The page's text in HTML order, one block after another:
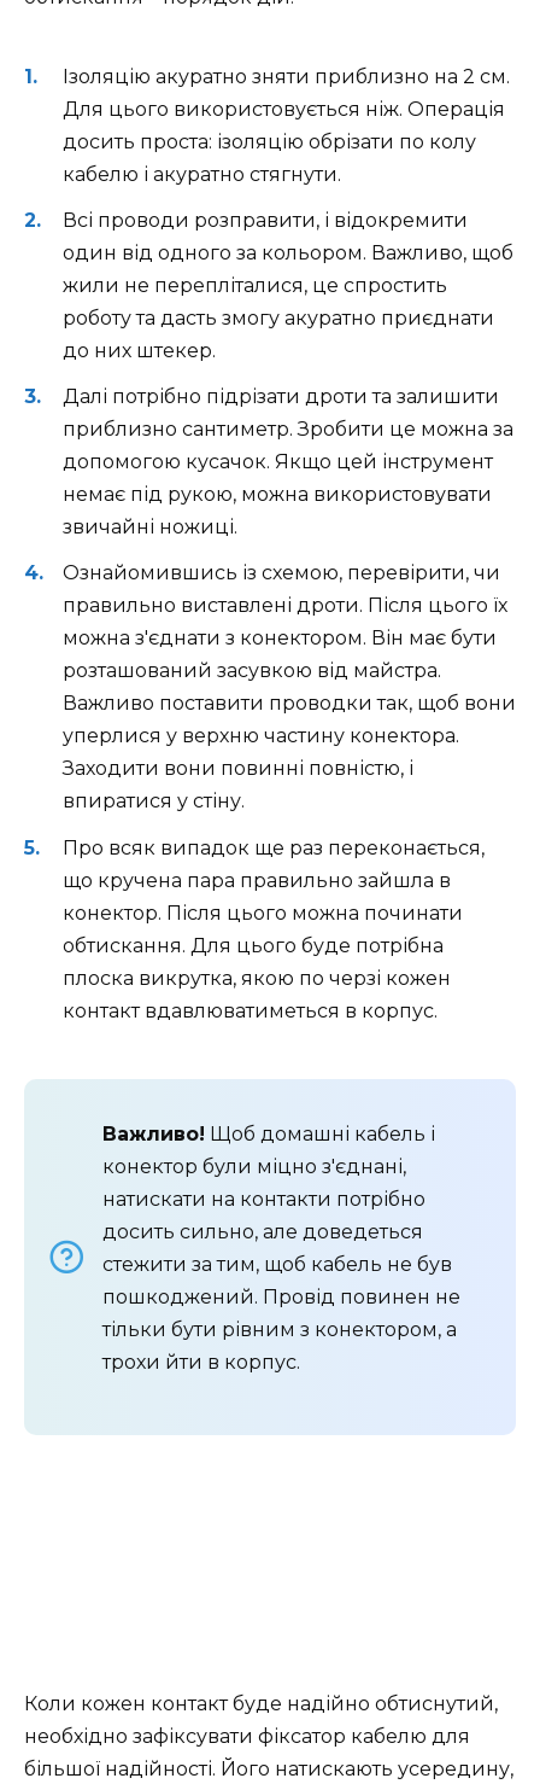
Ізоляцію акуратно зняти приблизно на 2 см.
Для цього використовується ніж. Операція
досить проста: ізоляцію обрізати по колу
кабелю і акуратно стягнути.
Всі проводи розправити, і відокремити
один від одного за кольором. Важливо, щоб
жили не перепліталися, це спростить
роботу та дасть змогу акуратно приєднати
до них штекер.
Далі потрібно підрізати дроти та залишити
приблизно сантиметр. Зробити це можна за
допомогою кусачок. Якщо цей інструмент
немає під рукою, можна використовувати
звичайні ножиці.
Ознайомившись із схемою, перевірити, чи
правильно виставлені дроти. Після цього їх
можна з'єднати з конектором. Він має бути
розташований засувкою від майстра.
Важливо поставити проводки так, щоб вони
уперлися у верхню частину конектора.
Заходити вони повинні повністю, і
впиратися у стіну.
Про всяк випадок ще раз переконається,
що кручена пара правильно зайшла в
конектор. Після цього можна починати
обтискання. Для цього буде потрібна
плоска викрутка, якою по черзі кожен
контакт вдавлюватиметься в корпус.
Важливо! Щоб домашні кабель і
конектор були міцно з'єднані,
натискати на контакти потрібно
досить сильно, але доведеться
стежити за тим, щоб кабель не був
пошкоджений. Провід повинен не
тільки бути рівним з конектором, а
трохи йти в корпус.
Коли кожен контакт буде надійно обтиснутий,
необхідно зафіксувати фіксатор кабелю для
більшої надійності. Його натискають усередину,